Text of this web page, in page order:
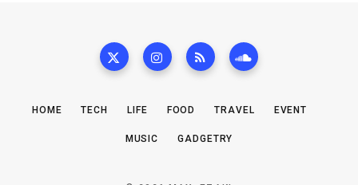
HOME TECH LIFE FOOD TRAVEL EVENT
MUSIC GADGETRY